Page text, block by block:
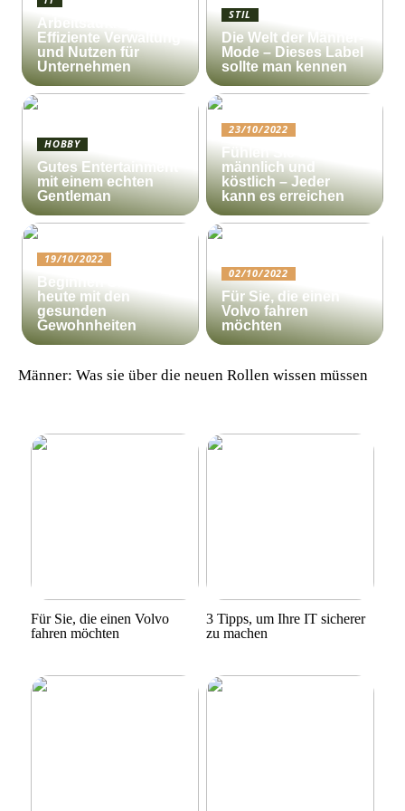
Arbeitsauftrag:
Effiziente Verwaltung
und Nutzen für
Unternehmen
STIL
Die Welt der Männer-
Mode – Dieses Label
sollte man kennen
HOBBY
Gutes Entertainment
mit einem echten
Gentleman
23/10/2022
Fühlen Sie sich
männlich und
köstlich – Jeder
kann es erreichen
19/10/2022
Beginnen Sie noch
heute mit den
gesunden
Gewohnheiten
02/10/2022
Für Sie, die einen
Volvo fahren
möchten
Männer: Was sie über die neuen Rollen wissen müssen
Für Sie, die einen Volvo
fahren möchten
3 Tipps, um Ihre IT sicherer
zu machen